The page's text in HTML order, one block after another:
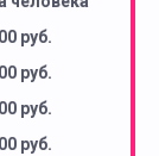
руб.
руб.
руб.
руб.